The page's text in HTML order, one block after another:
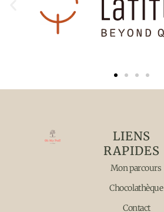
LIENS
RAPIDES
Mon parcours
Chocolathèque
Contact